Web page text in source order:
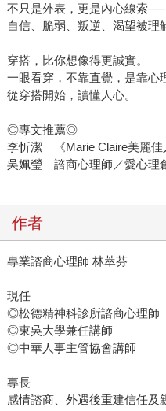
不只是外表，更是內心線索──
自信、脆弱、叛逆、渴望被理
穿搭，比你想像得更誠實。
一眼看穿，不靠直覺，是靠心
從穿搭開始，讀懂人心。
◎專文推薦◎
李忻潔 《Marie Claire美麗佳
吳姵瑩 諮商心理師／愛心理
作者
專業諮商心理師 林萃芬
現任
◎松德精神科診所諮商心理師
◎東吳大學兼任講師
◎中華人事主管協會講師
專長
感情諮商、外遇後重建信任及